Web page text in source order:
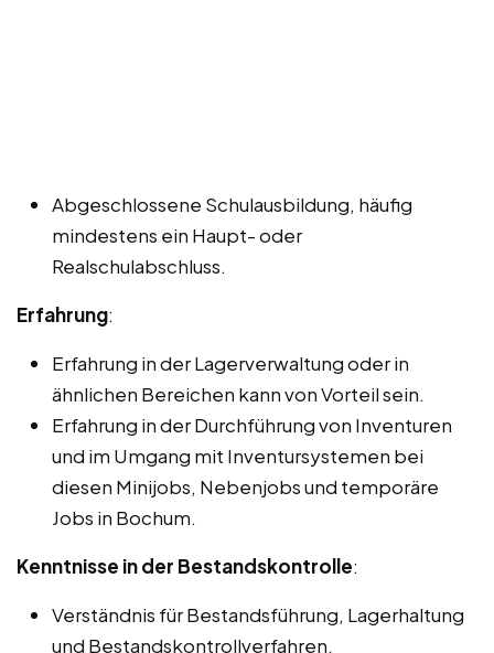
Abgeschlossene Schulausbildung, häufig
mindestens ein Haupt- oder
Realschulabschluss.
Erfahrung:
Erfahrung in der Lagerverwaltung oder in
ähnlichen Bereichen kann von Vorteil sein.
Erfahrung in der Durchführung von Inventuren
und im Umgang mit Inventursystemen bei
diesen Minijobs, Nebenjobs und temporäre
Jobs in Bochum.
Kenntnisse in der Bestandskontrolle:
Verständnis für Bestandsführung, Lagerhaltung
und Bestandskontrollverfahren.